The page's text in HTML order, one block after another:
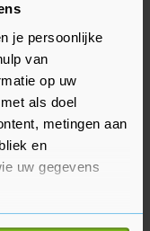
je persoonlijke
van
op uw
als doel
metingen aan
en
uw gegevens